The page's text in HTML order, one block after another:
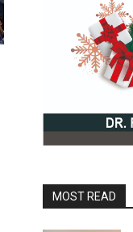
MOST READ